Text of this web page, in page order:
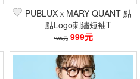
PUBLUXｘMARY QUANT 點
點Logo刺繡短袖T
1690元 999元